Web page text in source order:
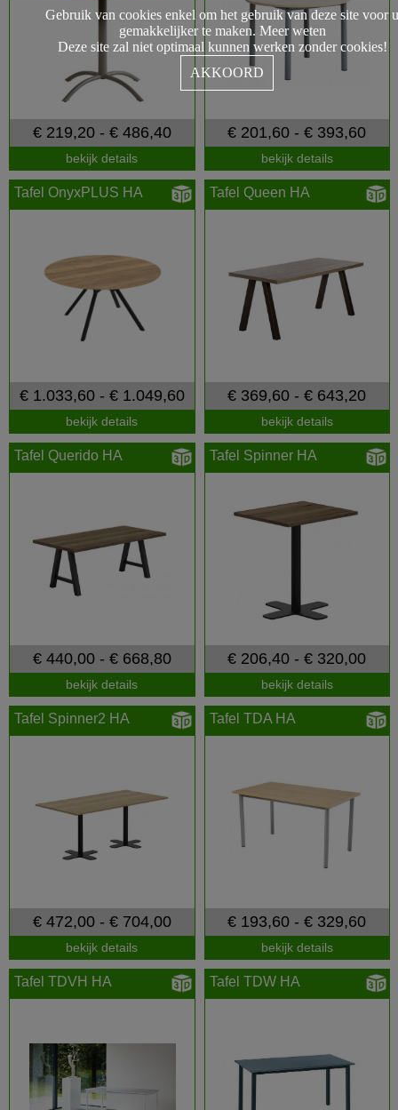
€ 219,20 - € 486,40
bekijk details
€ 201,60 - € 393,60
bekijk details
Tafel OnyxPLUS HA
€ 1.033,60 - € 1.049,60
bekijk details
Tafel Queen HA
€ 369,60 - € 643,20
bekijk details
Tafel Querido HA
€ 440,00 - € 668,80
bekijk details
Tafel Spinner HA
€ 206,40 - € 320,00
bekijk details
Tafel Spinner2 HA
€ 472,00 - € 704,00
bekijk details
Tafel TDA HA
€ 193,60 - € 329,60
bekijk details
Tafel TDVH HA Tafel TDW HA
Gebruik van cookies enkel om het gebruik van deze site voor
gemakkelijker te maken. Meer weten
Deze site zal niet optimaal kunnen werken zonder cookies!
AKKOORD